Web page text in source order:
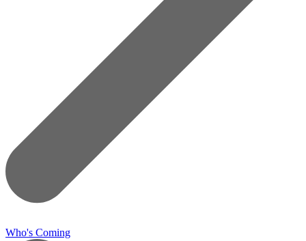
Who's Coming